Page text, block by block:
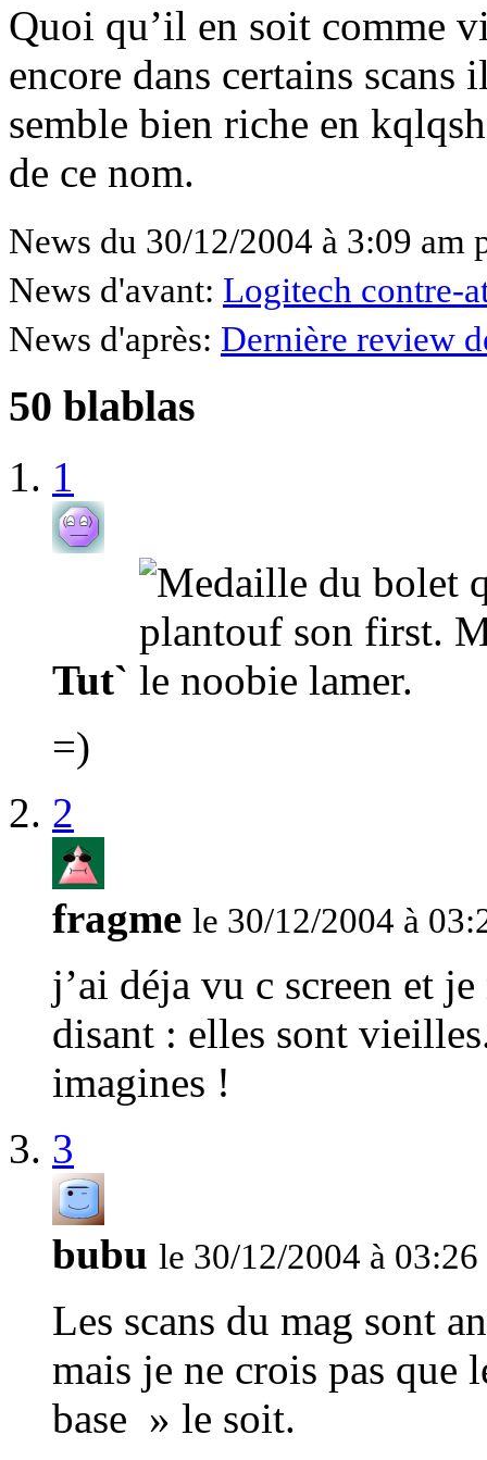
Quoi qu’il en soit comme
encore dans certains
semble bien riche en
de ce nom.
News du 30/12/2004 à 3:09 am
News d'avant: Logitech contre-
News d'après: Dernière review
50 blablas
1
Tut`
=)
2
fragme le 30/12/2004 à
j’ai déja vu c screen et
disant : elles sont
imagines !
3
bubu le 30/12/2004 à 03:26
Les scans du mag sont
mais je ne crois pas que
base » le soit.